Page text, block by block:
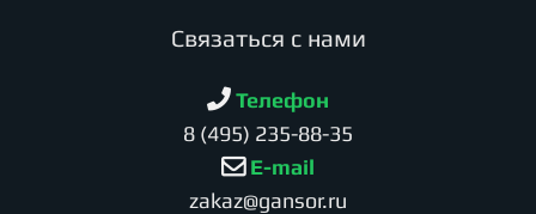
Cвязаться с нами
Телефон
8 (495) 235-88-35
E-mail
zakaz@gansor.ru